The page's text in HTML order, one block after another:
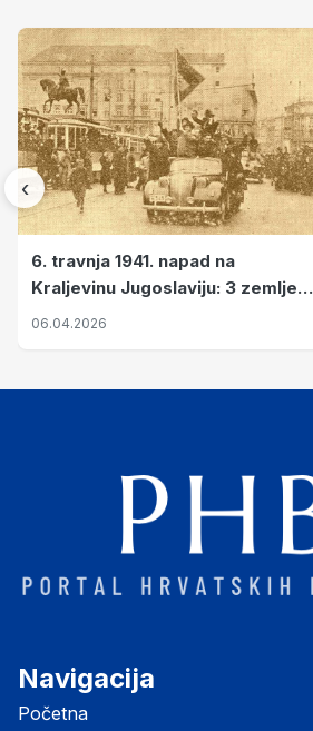
‹
6. travnja 1941. napad na
Kraljevinu Jugoslaviju: 3 zemlje
nastale njenim raspadom
06.04.2026
Navigacija
Početna